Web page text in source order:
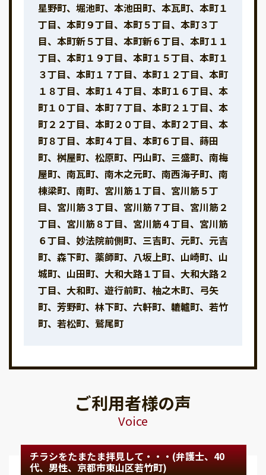
星野町、堀池町、本池田町、本瓦町、本町１
丁目、本町９丁目、本町５丁目、本町３丁
目、本町新５丁目、本町新６丁目、本町１１
丁目、本町１９丁目、本町１５丁目、本町１
３丁目、本町１７丁目、本町１２丁目、本町
１８丁目、本町１４丁目、本町１６丁目、本
町１０丁目、本町７丁目、本町２１丁目、本
町２２丁目、本町２０丁目、本町２丁目、本
町８丁目、本町４丁目、本町６丁目、蒔田
町、桝屋町、松原町、円山町、三盛町、南梅
屋町、南瓦町、南木之元町、南西海子町、南
棟梁町、南町、宮川筋１丁目、宮川筋５丁
目、宮川筋３丁目、宮川筋７丁目、宮川筋２
丁目、宮川筋８丁目、宮川筋４丁目、宮川筋
６丁目、妙法院前側町、三吉町、元町、元吉
町、森下町、薬師町、八坂上町、山崎町、山
城町、山田町、大和大路１丁目、大和大路２
丁目、大和町、遊行前町、柚之木町、弓矢
町、芳野町、林下町、六軒町、轆轤町、若竹
町、若松町、鷲尾町
ご利用者様の声
Voice
チラシをたまたま拝見して・・・(弁護士、40
代、男性、京都市東山区若竹町)